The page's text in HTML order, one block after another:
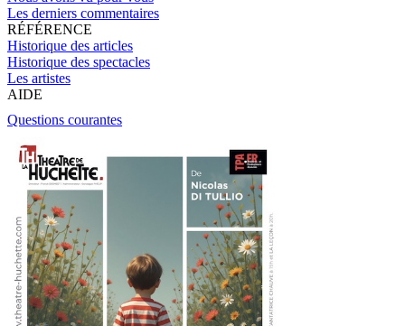
Les derniers commentaires
RÉFÉRENCE
Historique des articles
Historique des spectacles
Les artistes
AIDE
Questions courantes